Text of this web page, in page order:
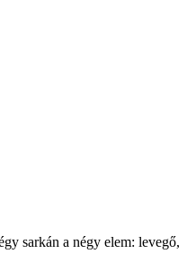
sarkán a négy elem: levegő,